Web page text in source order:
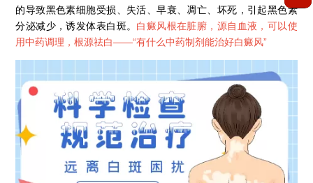
的导致黑色素细胞受损、失活、早衰、凋亡、坏死，引起黑色素
分泌减少，诱发体表白斑。 白癜风根在脏腑，源自血液，可以使
用中药调理，根源祛白——“有什么中药制剂能治好白癜风”